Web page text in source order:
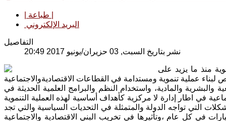
البريد الإلكتروني
التفاصيل
نشر بتاريخ السبت, 03 حزيران/يونيو 2017 20:49
منذ ما يزيد على
والمادية، واستخدام النظم والبرامج العلمية الحديثة في
في اطار إدارة لا مركزية كأهداف أساسية لهذه العملية التنموية
التي تواجه الدولة والمتمثلة في التحديات السياسية والتي تجد
في كل عام ،وتأثيرها في تخريب البني الاقتصادية والاجتماعية